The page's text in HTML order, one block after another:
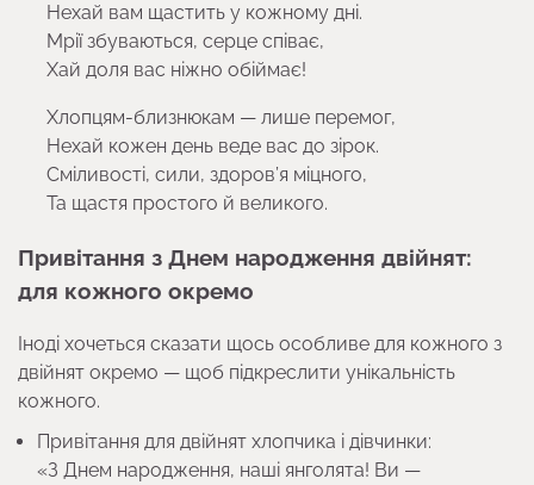
Нехай вам щастить у кожному дні.
Мрії збуваються, серце співає,
Хай доля вас ніжно обіймає!
Хлопцям-близнюкам — лише перемог,
Нехай кожен день веде вас до зірок.
Сміливості, сили, здоров’я міцного,
Та щастя простого й великого.
Привітання з Днем народження двійнят:
для кожного окремо
Іноді хочеться сказати щось особливе для кожного з
двійнят окремо — щоб підкреслити унікальність
кожного.
Привітання для двійнят хлопчика і дівчинки:
«З Днем народження, наші янголята! Ви —